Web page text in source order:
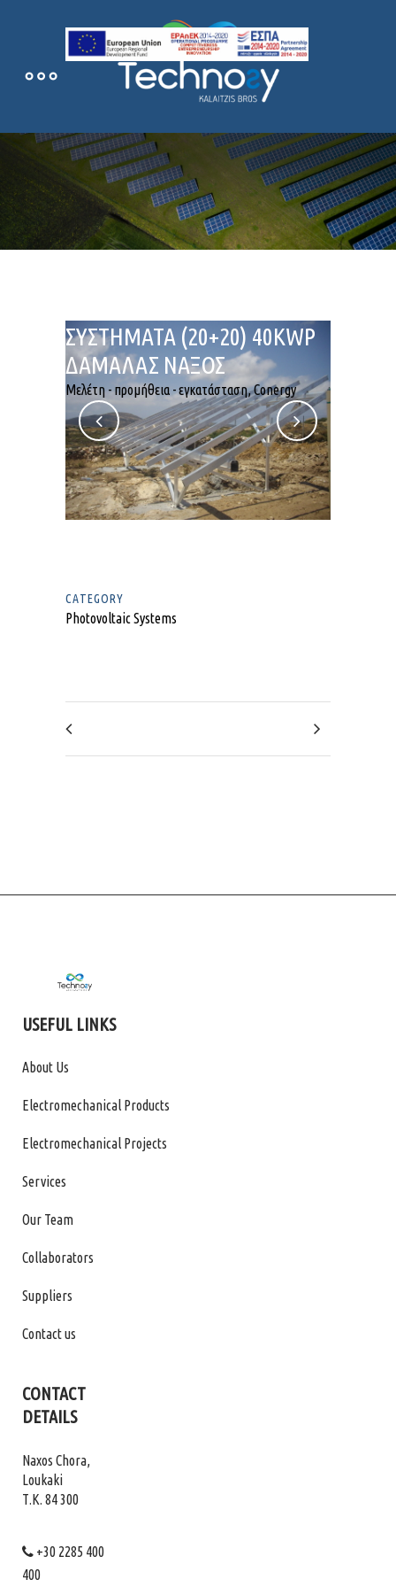
ΣΥΣΤΗΜΑΤΑ (20+20) 40KWP
ΔΑΜΑΛΑΣ ΝΑΞΟΣ
Μελέτη - προμήθεια - εγκατάσταση, Conergy
CATEGORY
Photovoltaic Systems
USEFUL LINKS
About Us
Electromechanical Products
Electromechanical Projects
Services
Our Team
Collaborators
Suppliers
Contact us
CONTACT
DETAILS
Naxos Chora,
Loukaki
Τ.Κ. 84 300
+30 2285 400
400